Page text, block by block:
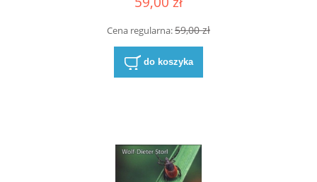
Cena regularna:59,00 zł
do koszyka